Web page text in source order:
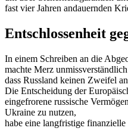
fast vier Jahren andauernden
Entschlossenheit
In einem Schreiben an die
machte Merz
dass Russland keinen Zweifel
Die Entscheidung der
eingefrorene russische
Ukraine zu nutzen,
habe eine langfristige finanzielle